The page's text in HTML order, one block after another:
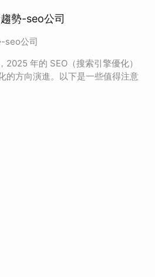
勢-seo公司
seo公司
2025 年的 SEO（搜索引擎優化）
的方向演進。以下是一些值得注意